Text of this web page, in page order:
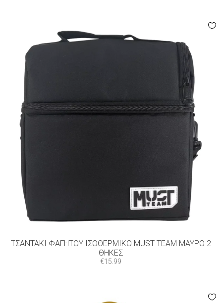
ΤΣΑΝΤΆΚΙ ΦΑΓΗΤΟΎ ΙΣΟΘΕΡΜΙΚΌ MUST TEAM ΜΑΎΡΟ 2
ΘΉΚΕΣ
€15.99